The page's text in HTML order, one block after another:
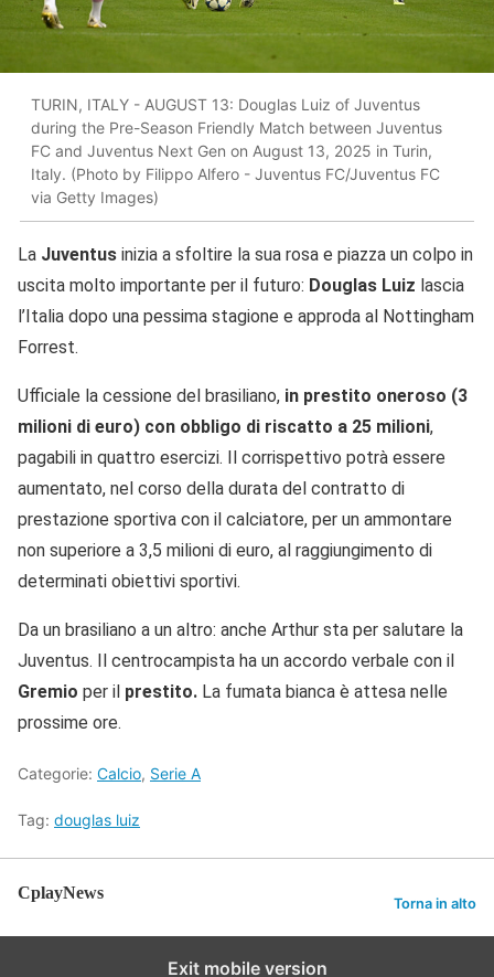
TURIN, ITALY - AUGUST 13: Douglas Luiz of Juventus
during the Pre-Season Friendly Match between Juventus
FC and Juventus Next Gen on August 13, 2025 in Turin,
Italy. (Photo by Filippo Alfero - Juventus FC/Juventus FC
via Getty Images)
La Juventus inizia a sfoltire la sua rosa e piazza un colpo in
uscita molto importante per il futuro: Douglas Luiz lascia
l’Italia dopo una pessima stagione e approda al Nottingham
Forrest.
Ufficiale la cessione del brasiliano, in prestito oneroso (3
milioni di euro) con obbligo di riscatto a 25 milioni,
pagabili in quattro esercizi. Il corrispettivo potrà essere
aumentato, nel corso della durata del contratto di
prestazione sportiva con il calciatore, per un ammontare
non superiore a 3,5 milioni di euro, al raggiungimento di
determinati obiettivi sportivi.
Da un brasiliano a un altro: anche Arthur sta per salutare la
Juventus. Il centrocampista ha un accordo verbale con il
Gremio per il prestito. La fumata bianca è attesa nelle
prossime ore.
Categorie: Calcio, Serie A
Tag: douglas luiz
CplayNews
Torna in alto
Exit mobile version